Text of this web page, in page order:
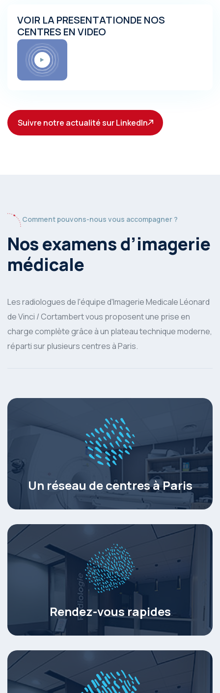
VOIR LA PRESENTATIONDE NOS
CENTRES EN VIDEO
Suivre notre actualité sur LinkedIn
Comment pouvons-nous vous accompagner ?
Nos examens d’imagerie
médicale
Les radiologues de l'équipe d'Imagerie Medicale Léonard
de Vinci / Cortambert vous proposent une prise en
charge complète grâce à un plateau technique moderne,
réparti sur plusieurs centres à Paris.
Un réseau de centres à Paris
Rendez-vous rapides